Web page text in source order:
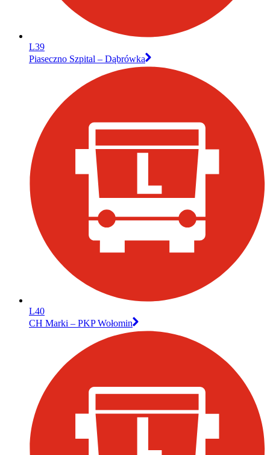
L39
Piaseczno Szpital – Dąbrówka
L40
CH Marki – PKP Wołomin